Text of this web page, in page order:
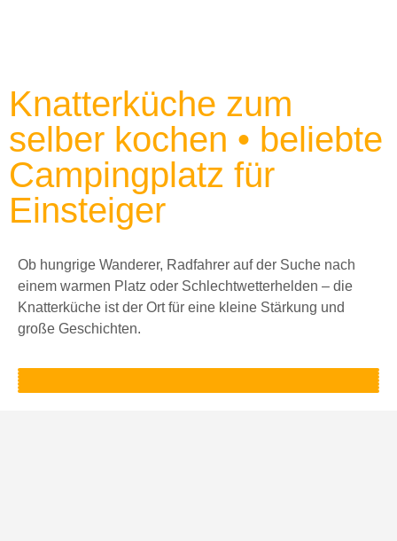
Knatterküche zum
selber kochen • beliebte
Campingplatz für
Einsteiger
Ob hungrige Wanderer, Radfahrer auf der Suche nach
einem warmen Platz oder Schlechtwetterhelden – die
Knatterküche ist der Ort für eine kleine Stärkung und
große Geschichten.